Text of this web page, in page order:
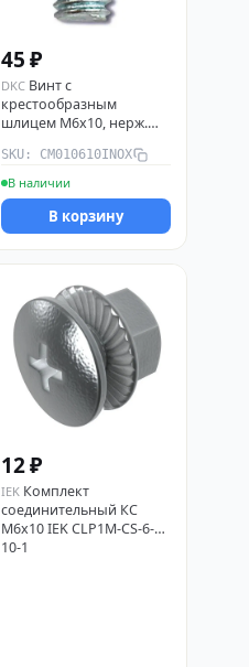
45 ₽
DKC Винт с
крестообразным
шлицем М6х10, нерж.
DKC
SKU: CM010610INOX
В наличии
В корзину
12 ₽
IEK Комплект
соединительный КС
М6х10 IEK CLP1M-CS-6-
10-1